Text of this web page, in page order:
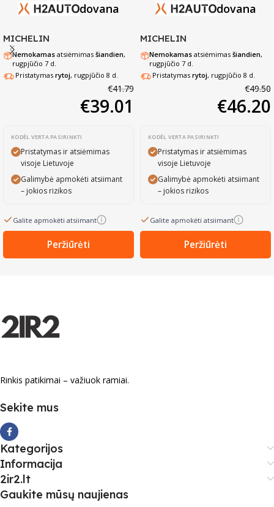
dovana
MICHELIN
Nemokamas atsiėmimasšiandien,
rugpjūčio 7 d.
Pristatymas rytoj, rugpjūčio 8 d.
€41.79
€39.01
KODĖL VERTA PASIRINKTI
Pristatymas ir atsiėmimas
visoje Lietuvoje
Galimybė apmokėti atsiimant
– jokios rizikos
Galite apmokėti atsiimant
Peržiūrėti
dovana
MICHELIN
Nemokamas atsiėmimasšiandien,
rugpjūčio 7 d.
Pristatymas rytoj, rugpjūčio 8 d.
€49.50
€46.20
KODĖL VERTA PASIRINKTI
Pristatymas ir atsiėmimas
visoje Lietuvoje
Galimybė apmokėti atsiimant
– jokios rizikos
Galite apmokėti atsiimant
Peržiūrėti
Rinkis patikimai – važiuok ramiai.
Sekite mus
Kategorijos
Informacija
2ir2.lt
Gaukite mūsų naujienas